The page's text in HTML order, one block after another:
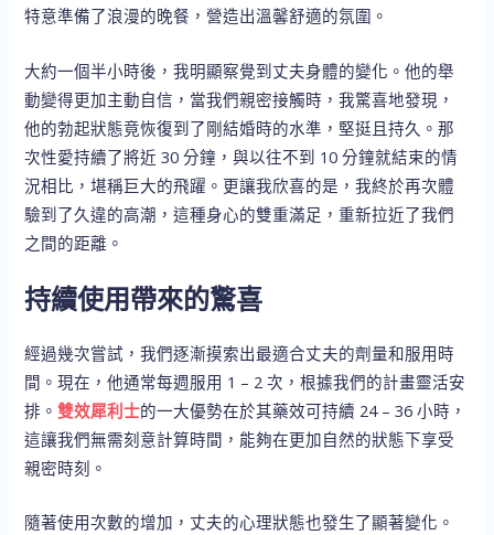
特意準備了浪漫的晚餐，營造出溫馨舒適的氛圍。
大約一個半小時後，我明顯察覺到丈夫身體的變化。他的舉
動變得更加主動自信，當我們親密接觸時，我驚喜地發現，
他的勃起狀態竟恢復到了剛結婚時的水準，堅挺且持久。那
次性愛持續了將近 30 分鐘，與以往不到 10 分鐘就結束的情
況相比，堪稱巨大的飛躍。更讓我欣喜的是，我終於再次體
驗到了久違的高潮，這種身心的雙重滿足，重新拉近了我們
之間的距離。
持續使用帶來的驚喜
經過幾次嘗試，我們逐漸摸索出最適合丈夫的劑量和服用時
間。現在，他通常每週服用 1 – 2 次，根據我們的計畫靈活安
排。雙效犀利士的一大優勢在於其藥效可持續 24 – 36 小時，
這讓我們無需刻意計算時間，能夠在更加自然的狀態下享受
親密時刻。
隨著使用次數的增加，丈夫的心理狀態也發生了顯著變化。